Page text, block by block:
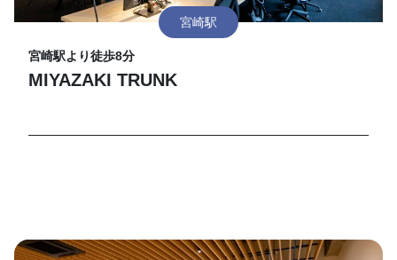
宮崎駅
宮崎駅より徒歩8分
MIYAZAKI TRUNK